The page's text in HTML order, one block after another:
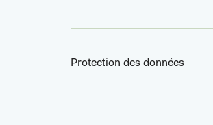
Protection des données